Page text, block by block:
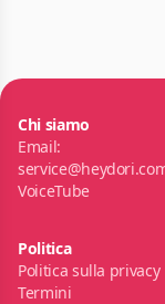
Chi siamo
Email:
VoiceTube
Politica
Politica sulla privacy
Termini